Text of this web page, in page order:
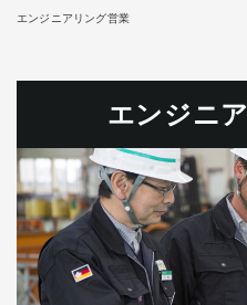
エンジニアリング営業
エンジニ